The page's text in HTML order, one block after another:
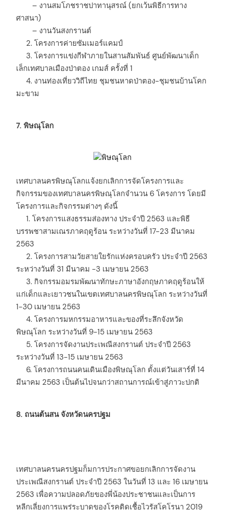
– งานสมโภชราชปาทานุสรณ์ (ยกเว้นพิธีการทาง
ศาสนา)
– งานวันสงกรานต์
2. โครงการค่ายซัมเมอร์แคมป์
3. โครงการแข่งกีฬาภายในสานสัมพันธ์ ศูนย์พัฒนาเด็ก
เล็กเทศบาลเมืองป่าตอง เกมส์ ครั้งที่ 1
4. งานท่องเที่ยววิถีไทย ชุมชนหาดป่าตอง-ชุมชนบ้านโคก
มะขาม
7. พิษณุโลก
เทศบาลนครพิษณุโลกแจ้งยกเลิกการจัดโครงการและ
กิจกรรมของเทศบาลนครพิษณุโลกจำนวน 6 โครงการ โดยมี
โครงการและกิจกรรมต่างๆ ดังนี้
1. โครงการแสงธรรมส่องทาง ประจำปี 2563 และพิธี
บรรพชาสามเณรภาคฤดูร้อน ระหว่างวันที่ 17-23 มีนาคม
2563
2. โครงการสามวัยสายใยรักแห่งครอบครัว ประจำปี 2563
ระหว่างวันที่ 31 มีนาคม -3 เมษายน 2563
3. กิจกรรมอมรมพัฒนาทักษะภาษาอังกฤษภาคฤดูร้อนให้
แก่เด็กและเยาวชนในเขตเทศบาลนครพิษณุโลก ระหว่างวันที่
1-30 เมษายน 2563
4. โครงการมหกรรมอาหารและของที่ระลึกจังหวัด
พิษณุโลก ระหว่างวันที่ 9-15 เมษายน 2563
5. โครงการจัดงานประเพณีสงกรานต์ ประจำปี 2563
ระหว่างวันที่ 13-15 เมษายน 2563
6. โครงการถนนคนเดินเมืองพิษณุโลก ตั้งแต่วันเสาร์ที่ 14
มีนาคม 2563 เป็นต้นไปจนกว่าสถานการณ์เข้าสู่ภาวะปกติ
8. ถนนต้นสน จังหวัดนครปฐม
เทศบาลนครนครปฐมก็มการประกาศขอยกเลิกการจัดงาน
ประเพณีสงกรานต์ ประจำปี 2563 ในวันที่ 13 และ 16 เมษายน
2563 เพื่อความปลอดภัยของพี่น้องประชาชนและเป็นการ
หลีกเลี่ยงการแพร่ระบาดของโรคติดเชื้อไวรัสโคโรนา 2019